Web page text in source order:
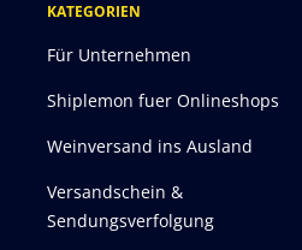
KATEGORIEN
Für Unternehmen
Shiplemon fuer Onlineshops
Weinversand ins Ausland
Versandschein &
Sendungsverfolgung